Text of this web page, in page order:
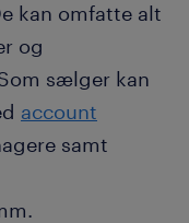
kan omfatte alt
og
sælger kan
account
samt